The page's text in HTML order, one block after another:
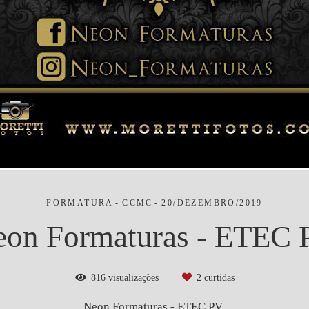
FORMATURA CCMC 20/DEZEMBRO/2019
Formaturas - ETEC
816visualizações 2 curtidas
Neon Formaturas - ETEC PV